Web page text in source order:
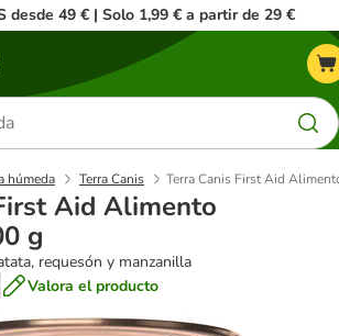
desde 49 € | Solo 1,99 € a partir de 29 €
húmeda Terra Canis Terra Canis First Aid
Aid Alimento
g
requesón y manzanilla
Valora el producto